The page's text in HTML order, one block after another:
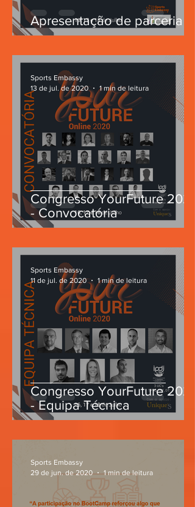
Apresentação de parceria
Congresso YourFuture 2020
- Convocatória
Sports Embassy
13 de jul. de 2020
1 min de leitura
Congresso YourFuture 2020
- Equipa Técnica
Sports Embassy
11 de jul. de 2020
1 min de leitura
Sports Embassy
29 de jun. de 2020
1 min de leitura